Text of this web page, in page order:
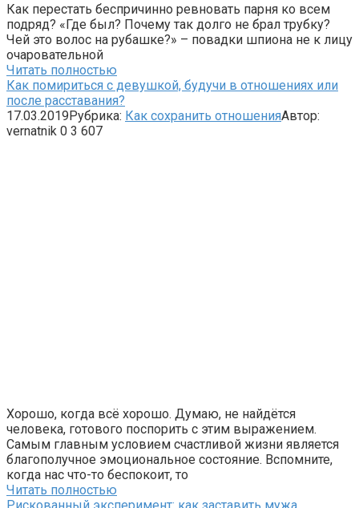
Как перестать беспричинно ревновать парня ко всем
подряд? «Где был? Почему так долго не брал трубку?
Чей это волос на рубашке?» – повадки шпиона не к лицу
очаровательной
Читать полностью
Как помириться с девушкой, будучи в отношениях или
после расставания?
17.03.2019Рубрика: Как сохранить отношенияАвтор:
vernatnik 0 3 607
Хорошо, когда всё хорошо. Думаю, не найдётся
человека, готового поспорить с этим выражением.
Самым главным условием счастливой жизни является
благополучное эмоциональное состояние. Вспомните,
когда нас что-то беспокоит, то
Читать полностью